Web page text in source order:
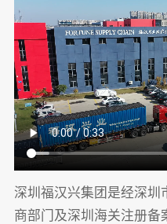
深圳福汉兴集团是经深圳
商部门及深圳海关注册备